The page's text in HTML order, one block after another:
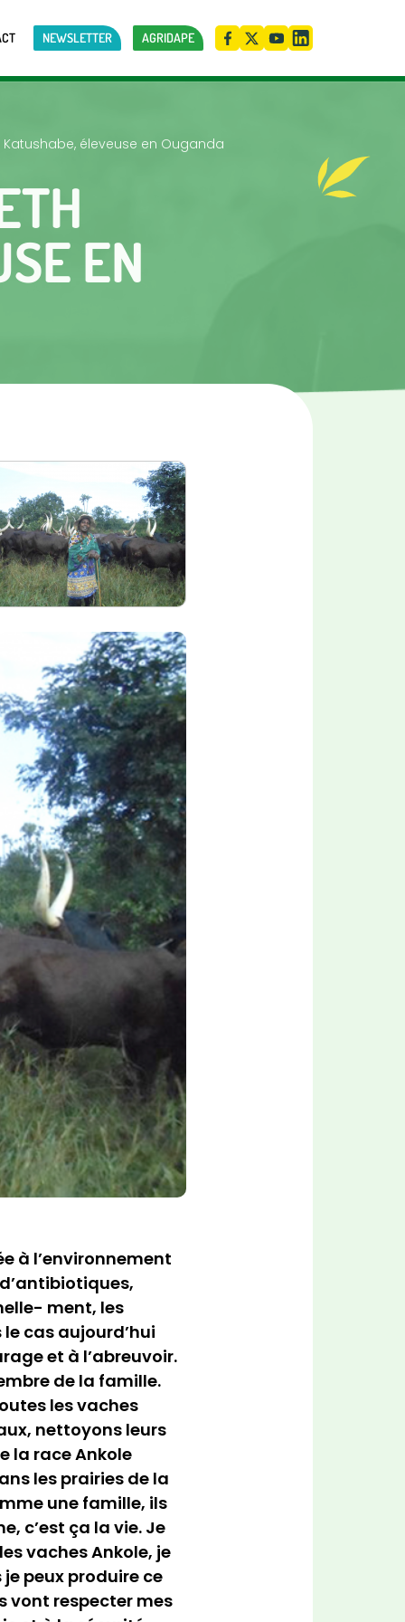
NEWSLETTER AGRIDAPE
Katushabe, éleveuse en Ouganda
EN
à l’environnement
ment, les
cas aujourd’hui
et à l’abreuvoir.
de la famille.
les vaches
nettoyons leurs
la race Ankole
les prairies de la
une famille, ils
c’est ça la vie. Je
vaches Ankole, je
peux produire ce
vont respecter mes